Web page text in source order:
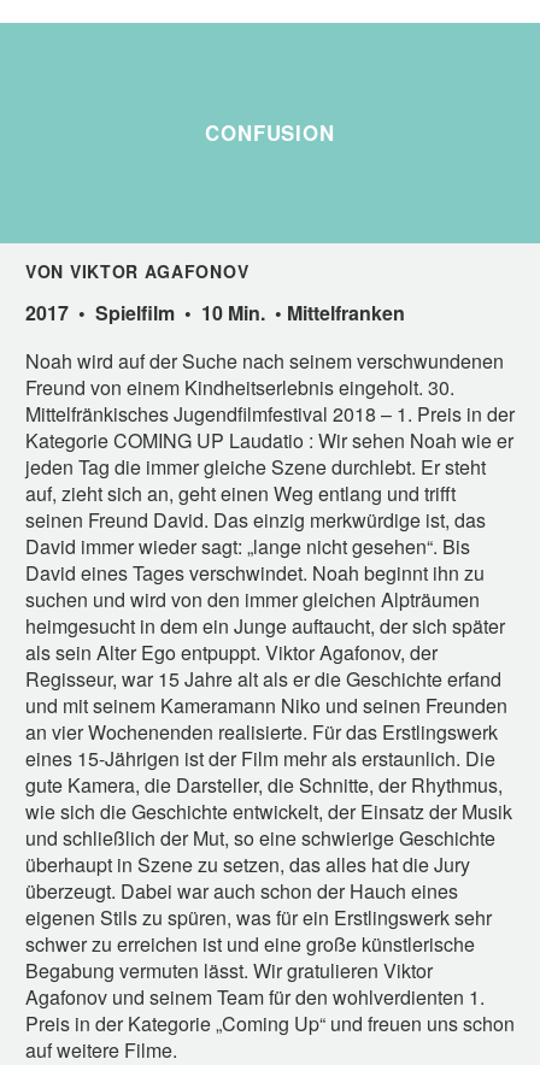
CONFUSION
VON VIKTOR AGAFONOV
2017 • Spielfilm • 10 Min. • Mittelfranken
Noah wird auf der Suche nach seinem verschwundenen
Freund von einem Kindheitserlebnis eingeholt. 30.
Mittelfränkisches Jugendfilmfestival 2018 – 1. Preis in der
Kategorie COMING UP Laudatio : Wir sehen Noah wie er
jeden Tag die immer gleiche Szene durchlebt. Er steht
auf, zieht sich an, geht einen Weg entlang und trifft
seinen Freund David. Das einzig merkwürdige ist, das
David immer wieder sagt: „lange nicht gesehen“. Bis
David eines Tages verschwindet. Noah beginnt ihn zu
suchen und wird von den immer gleichen Alpträumen
heimgesucht in dem ein Junge auftaucht, der sich später
als sein Alter Ego entpuppt. Viktor Agafonov, der
Regisseur, war 15 Jahre alt als er die Geschichte erfand
und mit seinem Kameramann Niko und seinen Freunden
an vier Wochenenden realisierte. Für das Erstlingswerk
eines 15-Jährigen ist der Film mehr als erstaunlich. Die
gute Kamera, die Darsteller, die Schnitte, der Rhythmus,
wie sich die Geschichte entwickelt, der Einsatz der Musik
und schließlich der Mut, so eine schwierige Geschichte
überhaupt in Szene zu setzen, das alles hat die Jury
überzeugt. Dabei war auch schon der Hauch eines
eigenen Stils zu spüren, was für ein Erstlingswerk sehr
schwer zu erreichen ist und eine große künstlerische
Begabung vermuten lässt. Wir gratulieren Viktor
Agafonov und seinem Team für den wohlverdienten 1.
Preis in der Kategorie „Coming Up“ und freuen uns schon
auf weitere Filme.